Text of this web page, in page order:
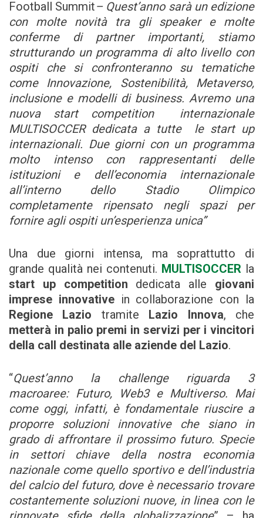
Football Summit– Quest’anno sarà un edizione
con molte novità tra gli speaker e molte
conferme di partner importanti, stiamo
strutturando un programma di alto livello con
ospiti che si confronteranno su tematiche
come Innovazione, Sostenibilità, Metaverso,
inclusione e modelli di business. Avremo una
nuova start competition internazionale
MULTISOCCER dedicata a tutte le start up
internazionali. Due giorni con un programma
molto intenso con rappresentanti delle
istituzioni e dell’economia internazionale
all’interno dello Stadio Olimpico
completamente ripensato negli spazi per
fornire agli ospiti un’esperienza unica”
Una due giorni intensa, ma soprattutto di
grande qualità nei contenuti. MULTISOCCER la
start up competition dedicata alle giovani
imprese innovativein collaborazione con la
Regione Lazio tramite Lazio Innova, che
metterà in palio premi in servizi per i vincitori
della call destinata alle aziende del Lazio.
“Quest’anno la challenge riguarda 3
macroaree: Futuro, Web3 e Multiverso. Mai
come oggi, infatti, è fondamentale riuscire a
proporre soluzioni innovative che siano in
grado di affrontare il prossimo futuro. Specie
in settori chiave della nostra economia
nazionale come quello sportivo e dell’industria
del calcio del futuro, dove è necessario trovare
costantemente soluzioni nuove, in linea con le